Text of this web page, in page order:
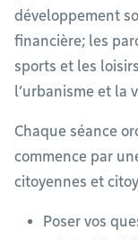
développement
financière; les
sports et les
l’urbanisme et la
Chaque séance
commence par
citoyennes et
Poser vos